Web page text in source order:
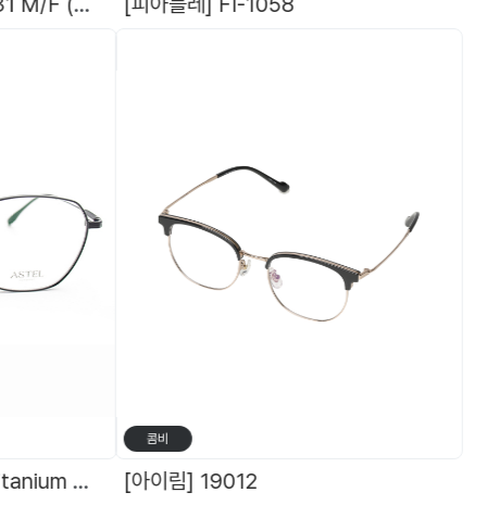
[아스텔] ASTEL 9042 Titanium 라운드스퀘어 아스텔 안경 티타늄 안경테
콤비
[아이림] 19012